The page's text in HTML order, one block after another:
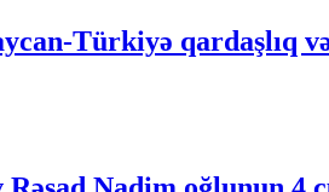
Türkiyə qardaşlıq